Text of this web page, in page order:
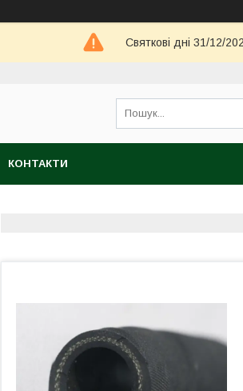
Святкові дні 31/12/
КОНТАКТИ